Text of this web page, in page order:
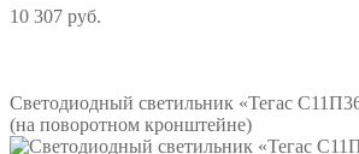
10 307 руб.
Светодиодный светильник «Тегас
(на поворотном кронштейне)